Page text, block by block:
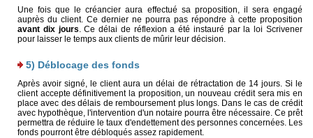
Une fois que le créancier aura effectué sa proposition, il sera engagé
auprès du client. Ce dernier ne pourra pas répondre à cette proposition
avant dix jours. Ce délai de réflexion a été instauré par la loi Scrivener
pour laisser le temps aux clients de mûrir leur décision.
5) Déblocage des fonds
Après avoir signé, le client aura un délai de rétractation de 14 jours. Si le
client accepte définitivement la proposition, un nouveau crédit sera mis en
place avec des délais de remboursement plus longs. Dans le cas de crédit
avec hypothèque, l'intervention d'un notaire pourra être nécessaire. Ce prêt
permettra de réduire le taux d'endettement des personnes concernées. Les
fonds pourront être débloqués assez rapidement.